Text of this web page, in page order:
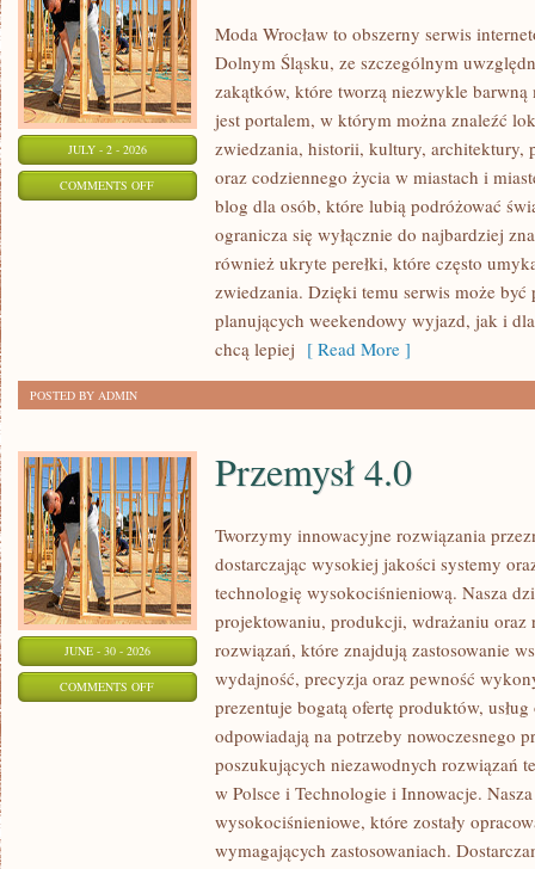
JULY - 2 - 2026
COMMENTS OFFON
WOJEWÓDZTWO
DOLNOŚLĄSKIE
Moda Wrocław to obszerny serwis
Dolnym Śląsku, ze szczególnym
zakątków, które tworzą niezwykle barwną
jest portalem, w którym można znaleźć
zwiedzania, historii, kultury, architektury,
oraz codziennego życia w miastach i
blog dla osób, które lubią podróżować
ogranicza się wyłącznie do najbardziej
również ukryte perełki, które często
zwiedzania. Dzięki temu serwis może
planujących weekendowy wyjazd, jak i
chcą lepiej [ Read More ]
POSTED BY ADMIN
JUNE - 30 - 2026
COMMENTS OFFON
PRZEMYSŁ
Przemysł 4.0
Tworzymy innowacyjne rozwiązania
dostarczając wysokiej jakości systemy
technologię wysokociśnieniową. Nasza
projektowaniu, produkcji, wdrażaniu oraz
rozwiązań, które znajdują zastosowanie
wydajność, precyzja oraz pewność
prezentuje bogatą ofertę produktów,
odpowiadają na potrzeby nowoczesnego
poszukujących niezawodnych rozwiązań
w Polsce i Technologie i Innowacje.
wysokociśnieniowe, które zostały
wymagających zastosowaniach.